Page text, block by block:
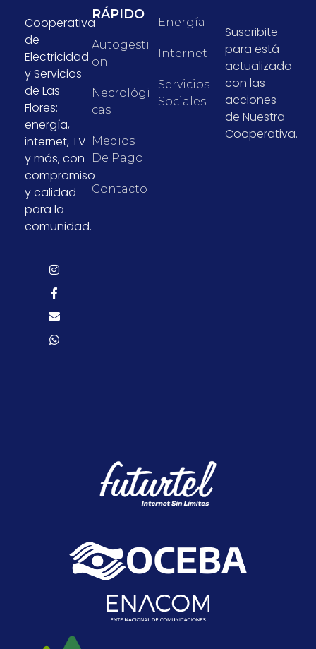
Cooperativa
de
Electricidad
y Servicios
de Las
Flores:
energía,
internet, TV
y más, con
compromiso
y calidad
para la
comunidad.
RÁPIDO
Autogesti
On
Necrológi
Cas
Medios
De Pago
Contacto
Energía
Internet
Servicios
Sociales
Suscribite
para está
actualizado
con las
acciones
de Nuestra
Cooperativa.